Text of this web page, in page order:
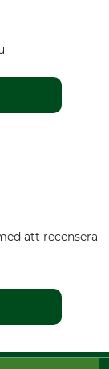
att recensera